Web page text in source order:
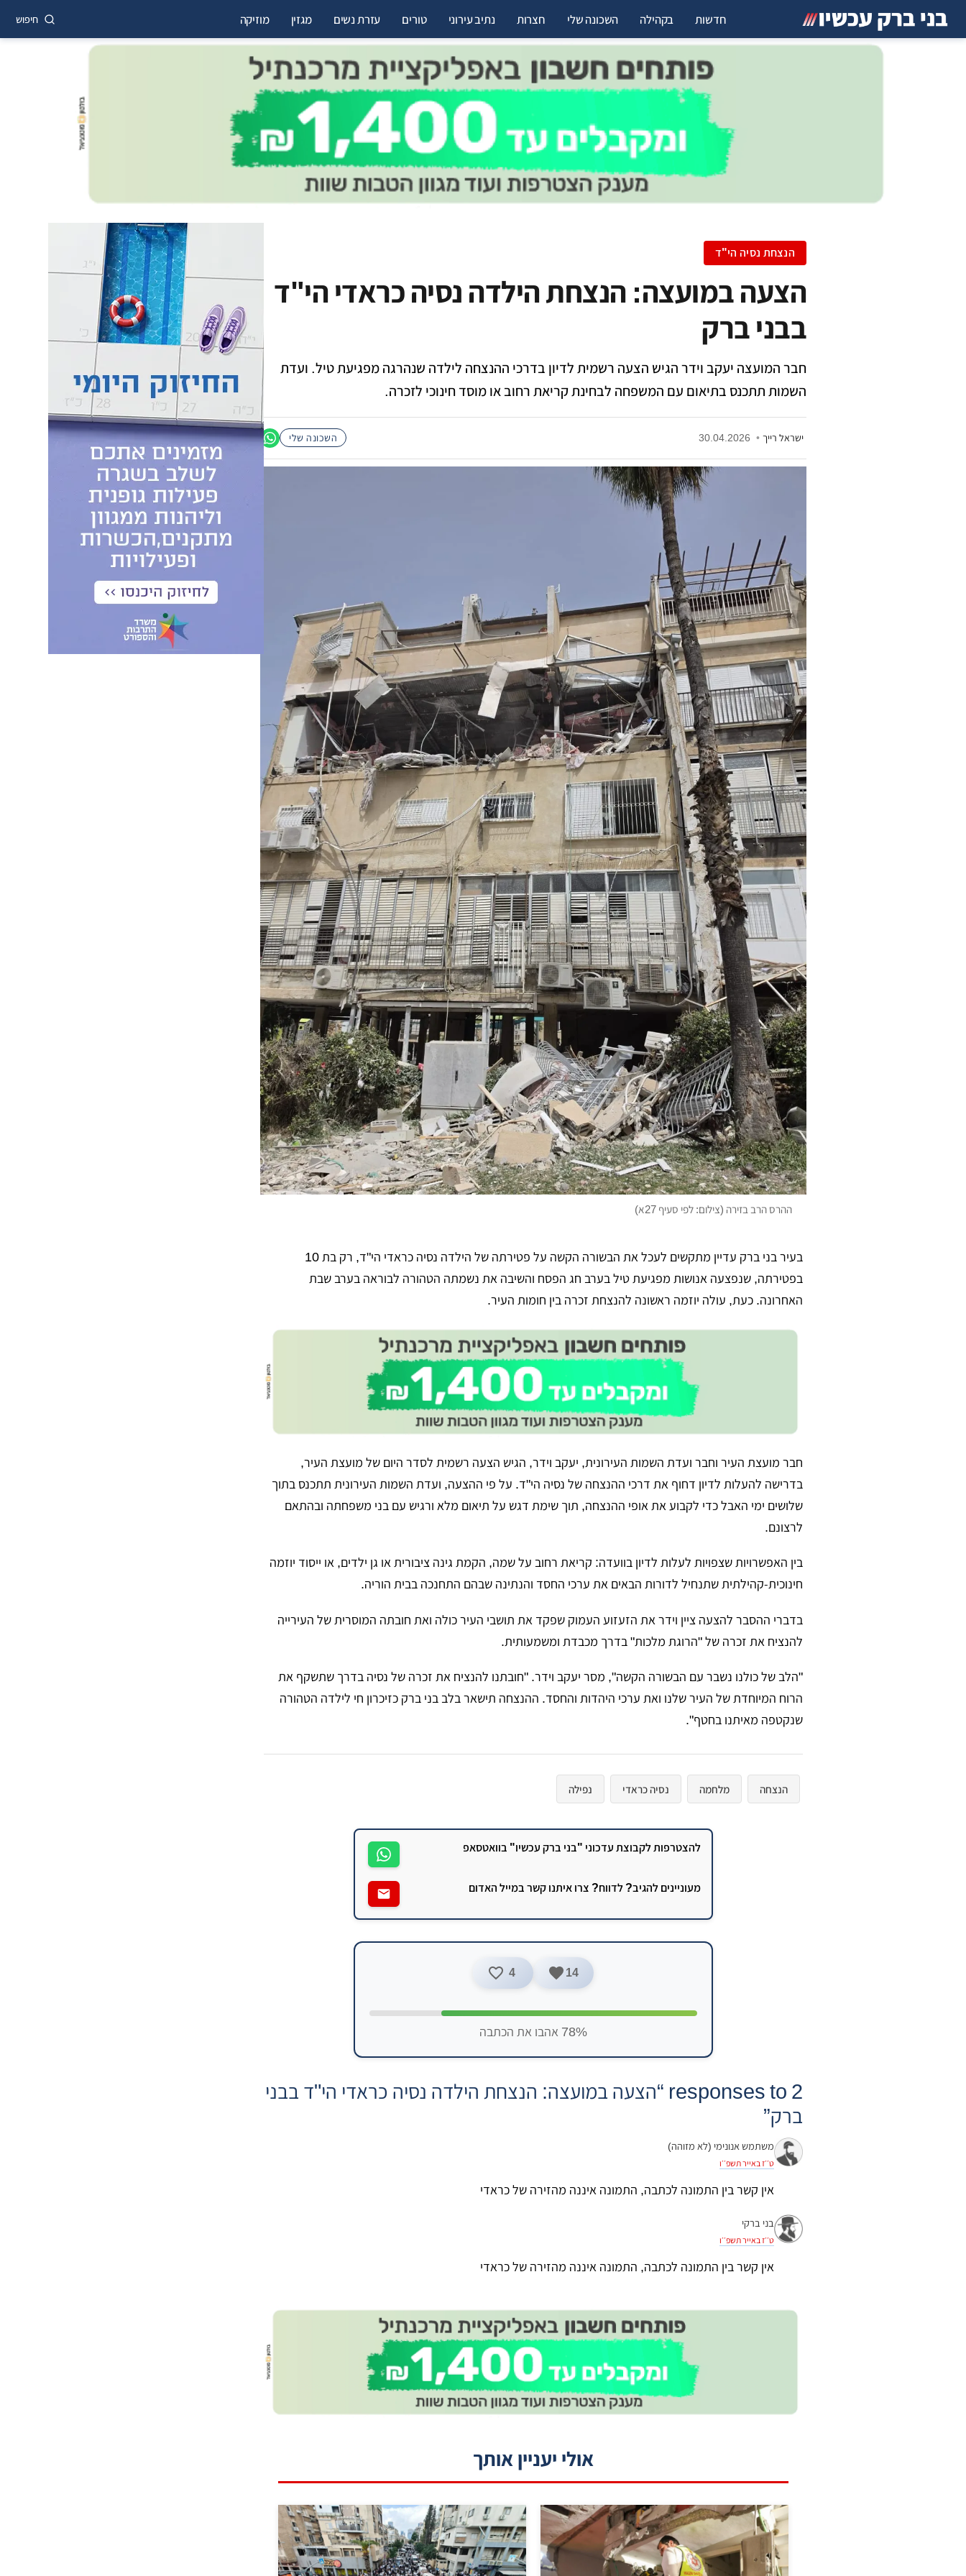
חדשות בקהילה השכונה שלי חצרות נתיב עירוני טורים עזרת נשים מגזין מוזיקה חיפוש
הנצחת נסיה הי"ד
הצעה במועצה: הנצחת הילדה נסיה כראדי הי"ד
בבני ברק
חבר המועצה יעקב וידר הגיש הצעה רשמית לדיון בדרכי ההנצחה לילדה שנהרגה מפגיעת טיל. ועדת
השמות תתכנס בתיאום עם המשפחה לבחינת קריאת רחוב או מוסד חינוכי לזכרה.
ישראל רייך •
30.04.2026 השכונה שלי
ההרס הרב בזירה (צילום: לפי סעיף 27א)
בעיר בני ברק עדיין מתקשים לעכל את הבשורה הקשה על פטירתה של הילדה נסיה כראדי הי"ד, רק בת 10
בפטירתה, שנפצעה אנושות מפגיעת טיל בערב חג הפסח והשיבה את נשמתה הטהורה לבוראה בערב שבת
האחרונה. כעת, עולה יוזמה ראשונה להנצחת זכרה בין חומות העיר.
חבר מועצת העיר וחבר ועדת השמות העירונית, יעקב וידר, הגיש הצעה רשמית לסדר היום של מועצת העיר,
בדרישה להעלות לדיון דחוף את דרכי ההנצחה של נסיה הי"ד. על פי ההצעה, ועדת השמות העירונית תתכנס בתוך
שלושים ימי האבל כדי לקבוע את אופי ההנצחה, תוך שימת דגש על תיאום מלא ורגיש עם בני משפחתה ובהתאם
לרצונם.
בין האפשרויות שצפויות לעלות לדיון בוועדה: קריאת רחוב על שמה, הקמת גינה ציבורית או גן ילדים, או ייסוד יוזמה
חינוכית-קהילתית שתנחיל לדורות הבאים את ערכי החסד והנתינה שבהם התחנכה בבית הוריה.
בדברי ההסבר להצעה ציין וידר את הזעזוע העמוק שפקד את תושבי העיר כולה ואת חובתה המוסרית של העירייה
להנציח את זכרה של "הרוגת מלכות" בדרך מכבדת ומשמעותית.
"הלב של כולנו נשבר עם הבשורה הקשה", מסר יעקב וידר. "חובתנו להנציח את זכרה של נסיה בדרך שתשקף את
הרוח המיוחדת של העיר שלנו ואת ערכי היהדות והחסד. ההנצחה תישאר בלב בני ברק כזיכרון חי לילדה הטהורה
שנקטפה מאיתנו בחטף".
הנצחה מלחמה נסיה כראדי נפילה
להצטרפות לקבוצת עדכוני "בני ברק עכשיו" בוואטסאפ
מעוניינים להגיב? לדווח? צרו איתנו קשר במייל האדום
14
4
78% אהבו את הכתבה
2 responses to “הצעה במועצה: הנצחת הילדה נסיה כראדי הי"ד בבני
ברק”
משתמש אנונימי (לא מזוהה)
ט׳׳ז באייר תשפ׳׳ו
אין קשר בין התמונה לכתבה, התמונה איננה מהזירה של כראדי
בני ברקי
ט׳׳ז באייר תשפ׳׳ו
אין קשר בין התמונה לכתבה, התמונה איננה מהזירה של כראדי
אולי יעניין אותך